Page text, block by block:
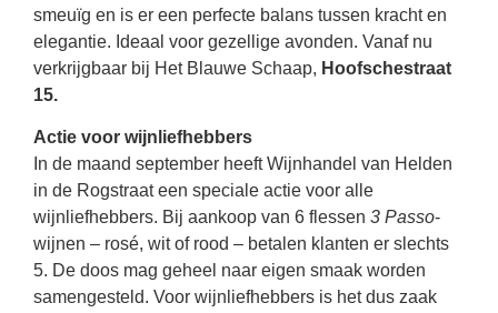
smeuïg en is er een perfecte balans tussen kracht en
elegantie. Ideaal voor gezellige avonden. Vanaf nu
verkrijgbaar bij Het Blauwe Schaap, Hoofschestraat
15.
Actie voor wijnliefhebbers
In de maand september heeft Wijnhandel van Helden
in de Rogstraat een speciale actie voor alle
wijnliefhebbers. Bij aankoop van 6 flessen 3 Passo-
wijnen – rosé, wit of rood – betalen klanten er slechts
5. De doos mag geheel naar eigen smaak worden
samengesteld. Voor wijnliefhebbers is het dus zaak